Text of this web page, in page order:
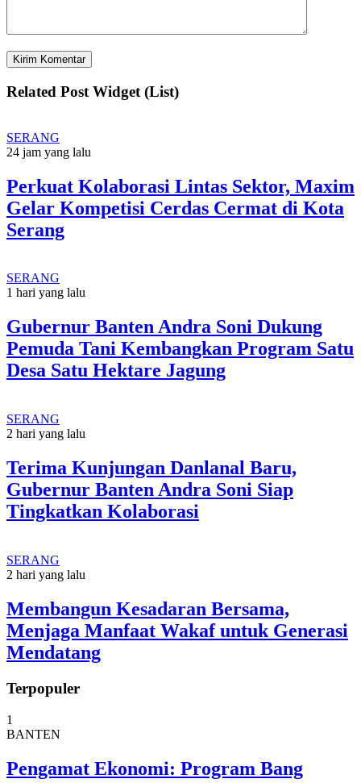
Related Post Widget (List)
SERANG
24 jam yang lalu
Perkuat Kolaborasi Lintas Sektor, Maxim
Gelar Kompetisi Cerdas Cermat di Kota
Serang
SERANG
1 hari yang lalu
Gubernur Banten Andra Soni Dukung
Pemuda Tani Kembangkan Program Satu
Desa Satu Hektare Jagung
SERANG
2 hari yang lalu
Terima Kunjungan Danlanal Baru,
Gubernur Banten Andra Soni Siap
Tingkatkan Kolaborasi
SERANG
2 hari yang lalu
Membangun Kesadaran Bersama,
Menjaga Manfaat Wakaf untuk Generasi
Mendatang
Terpopuler
1
BANTEN
Pengamat Ekonomi: Program Bang